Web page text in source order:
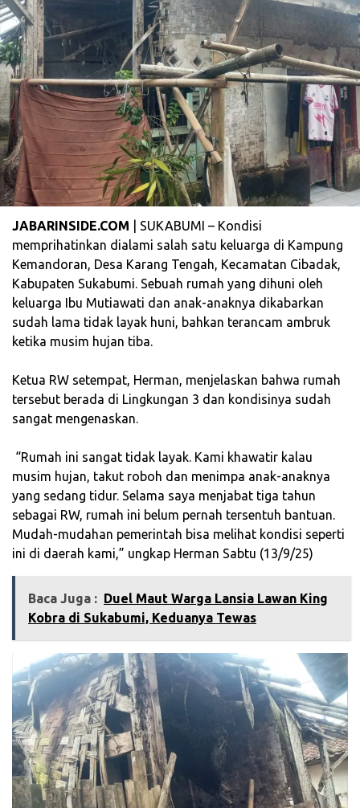
JABARINSIDE.COM | SUKABUMI – Kondisi
memprihatinkan dialami salah satu keluarga di Kampung
Kemandoran, Desa Karang Tengah, Kecamatan Cibadak,
Kabupaten Sukabumi. Sebuah rumah yang dihuni oleh
keluarga Ibu Mutiawati dan anak-anaknya dikabarkan
sudah lama tidak layak huni, bahkan terancam ambruk
ketika musim hujan tiba.
‎Ketua RW setempat, Herman, menjelaskan bahwa rumah
tersebut berada di Lingkungan 3 dan kondisinya sudah
sangat mengenaskan.
‎ “Rumah ini sangat tidak layak. Kami khawatir kalau
musim hujan, takut roboh dan menimpa anak-anaknya
yang sedang tidur. Selama saya menjabat tiga tahun
sebagai RW, rumah ini belum pernah tersentuh bantuan.
Mudah-mudahan pemerintah bisa melihat kondisi seperti
ini di daerah kami,” ungkap Herman Sabtu (13/9/25)
Baca Juga : Duel Maut Warga Lansia Lawan King
Kobra di Sukabumi, Keduanya Tewas